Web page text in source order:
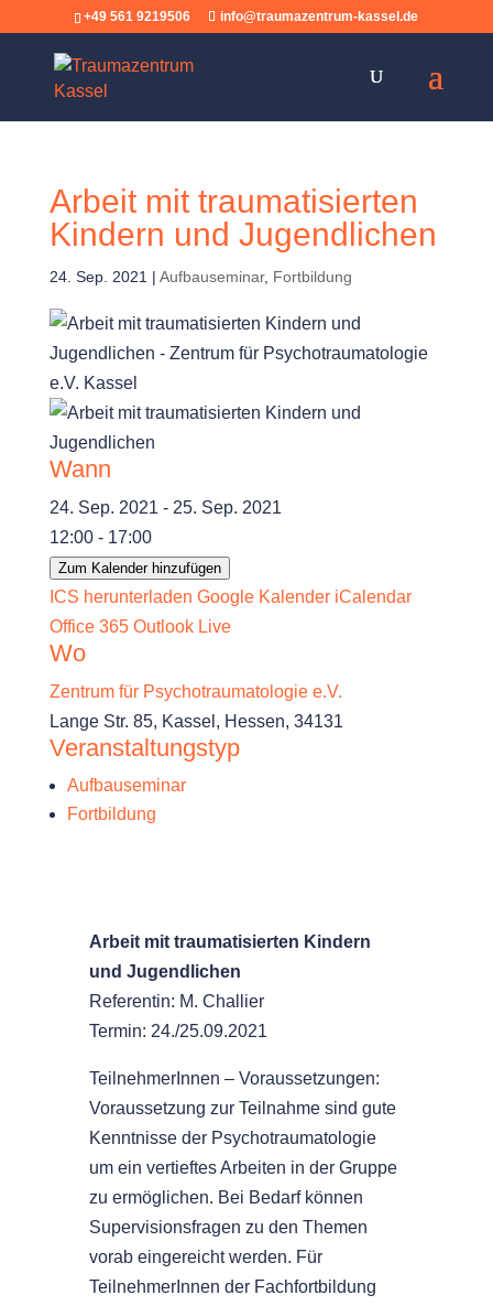
+49 561 9219506 info@traumazentrum-kassel.de
Arbeit mit traumatisierten
Kindern und Jugendlichen
24. Sep. 2021 | Aufbauseminar, Fortbildung
Wann
24. Sep. 2021 - 25. Sep. 2021
12:00 - 17:00
Zum Kalender hinzufügen
ICS herunterladen Google Kalender iCalendar
Office 365 Outlook Live
Wo
Zentrum für Psychotraumatologie e.V.
Lange Str. 85, Kassel, Hessen, 34131
Veranstaltungstyp
Aufbauseminar
Fortbildung
Arbeit mit traumatisierten Kindern
und Jugendlichen
Referentin: M. Challier
Termin: 24./25.09.2021
TeilnehmerInnen – Voraussetzungen:
Voraussetzung zur Teilnahme sind gute
Kenntnisse der Psychotraumatologie
um ein vertieftes Arbeiten in der Gruppe
zu ermöglichen. Bei Bedarf können
Supervisionsfragen zu den Themen
vorab eingereicht werden. Für
TeilnehmerInnen der Fachfortbildung